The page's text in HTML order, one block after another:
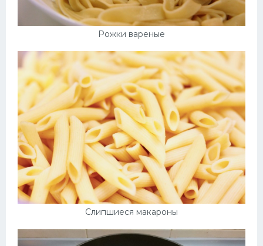
Рожки вареные
Слипшиеся макароны